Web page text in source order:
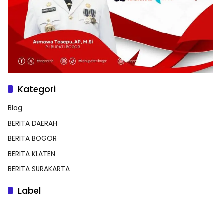
Kategori
Blog
BERITA DAERAH
BERITA BOGOR
BERITA KLATEN
BERITA SURAKARTA
Label